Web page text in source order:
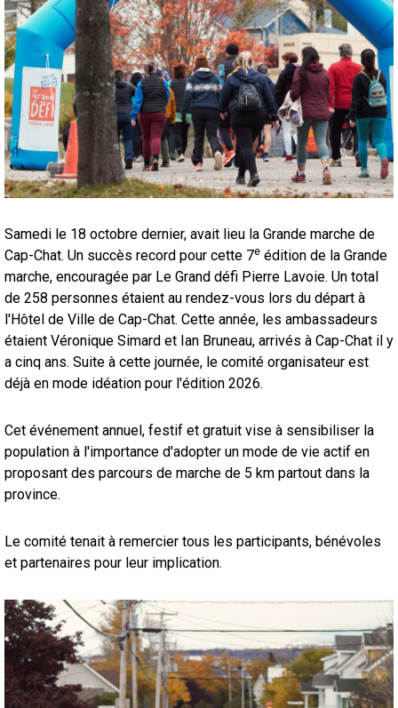
Samedi le 18 octobre dernier, avait lieu la Grande marche de
Cap-Chat. Un succès record pour cette 7e édition de la Grande
marche, encouragée par Le Grand défi Pierre Lavoie. Un total
de 258 personnes étaient au rendez-vous lors du départ à
l'Hôtel de Ville de Cap-Chat. Cette année, les ambassadeurs
étaient Véronique Simard et Ian Bruneau, arrivés à Cap-Chat il y
a cinq ans. Suite à cette journée, le comité organisateur est
déjà en mode idéation pour l'édition 2026.
Cet événement annuel, festif et gratuit vise à sensibiliser la
population à l'importance d'adopter un mode de vie actif en
proposant des parcours de marche de 5 km partout dans la
province.
Le comité tenait à remercier tous les participants, bénévoles
et partenaires pour leur implication.